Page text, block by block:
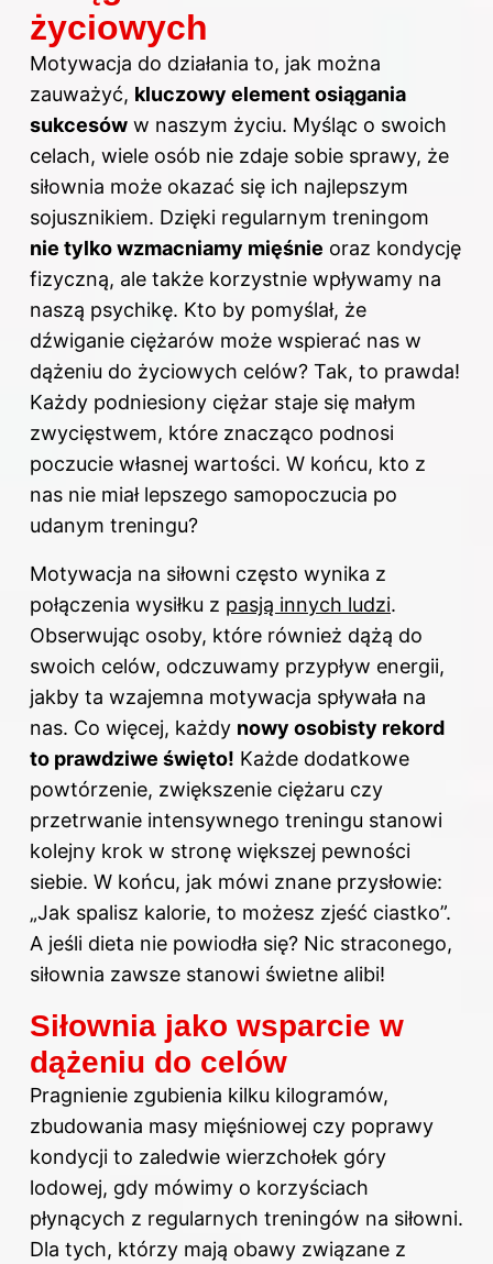
życiowych
Motywacja do działania to, jak można
zauważyć, kluczowy element osiągania
sukcesów w naszym życiu. Myśląc o swoich
celach, wiele osób nie zdaje sobie sprawy, że
siłownia może okazać się ich najlepszym
sojusznikiem. Dzięki regularnym treningom
nie tylko wzmacniamy mięśnie oraz kondycję
fizyczną, ale także korzystnie wpływamy na
naszą psychikę. Kto by pomyślał, że
dźwiganie ciężarów może wspierać nas w
dążeniu do życiowych celów? Tak, to prawda!
Każdy podniesiony ciężar staje się małym
zwycięstwem, które znacząco podnosi
poczucie własnej wartości. W końcu, kto z
nas nie miał lepszego samopoczucia po
udanym treningu?
Motywacja na siłowni często wynika z
połączenia wysiłku z pasją innych ludzi.
Obserwując osoby, które również dążą do
swoich celów, odczuwamy przypływ energii,
jakby ta wzajemna motywacja spływała na
nas. Co więcej, każdy nowy osobisty rekord
to prawdziwe święto! Każde dodatkowe
powtórzenie, zwiększenie ciężaru czy
przetrwanie intensywnego treningu stanowi
kolejny krok w stronę większej pewności
siebie. W końcu, jak mówi znane przysłowie:
„Jak spalisz kalorie, to możesz zjeść ciastko”.
A jeśli dieta nie powiodła się? Nic straconego,
siłownia zawsze stanowi świetne alibi!
Siłownia jako wsparcie w
dążeniu do celów
Pragnienie zgubienia kilku kilogramów,
zbudowania masy mięśniowej czy poprawy
kondycji to zaledwie wierzchołek góry
lodowej, gdy mówimy o korzyściach
płynących z regularnych treningów na siłowni.
Dla tych, którzy mają obawy związane z